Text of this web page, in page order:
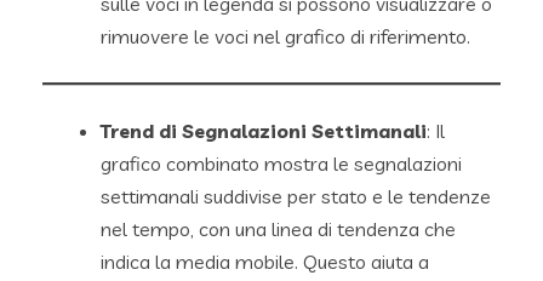
rimuovere le voci nel grafico di riferimento.
Trend di Segnalazioni Settimanali: Il
grafico combinato mostra le segnalazioni
settimanali suddivise per stato e le tendenze
nel tempo, con una linea di tendenza che
indica la media mobile. Questo aiuta a